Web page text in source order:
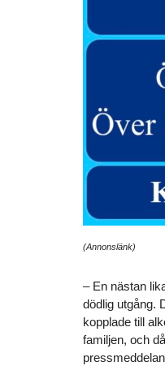
(Annonslänk)
– En nästan
dödlig utgång.
kopplade till
familjen, och